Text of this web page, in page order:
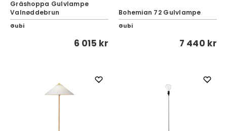
Gräshoppa Gulvlampe
Valnøddebrun
Gubi
6 015 kr
Bohemian 72 Gulvlampe
Gubi
7 440 kr